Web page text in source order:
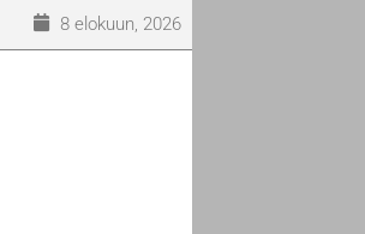
8 elokuun, 2026